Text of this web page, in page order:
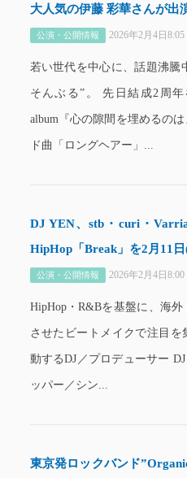
大人気の伊藤 彩華さんが出
公演・公開情報 2026年2月4日8:05
若い世代を中心に、話題沸騰
そんぶる”。 先日結成2周
album『心の隙間を埋めるの
ド曲「ロングヘアー」...
DJ YEN、stb・curi・
HipHop「Break」を2月11日
公演・公開情報 2026年2月4日8:00
HipHop・R&Bを基盤に、海
させたビートメイクで注目
動するDJ／プロデューサー
ッパー／シン...
東京発ロックバンド